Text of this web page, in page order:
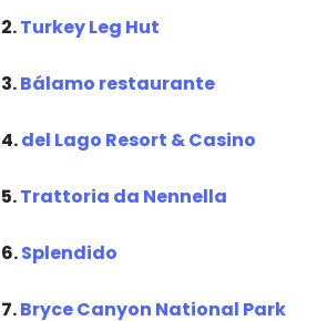
2.Turkey Leg Hut
3.Bálamo restaurante
4.del Lago Resort & Casino
5.Trattoria da Nennella
6.Splendido
7.Bryce Canyon National Park